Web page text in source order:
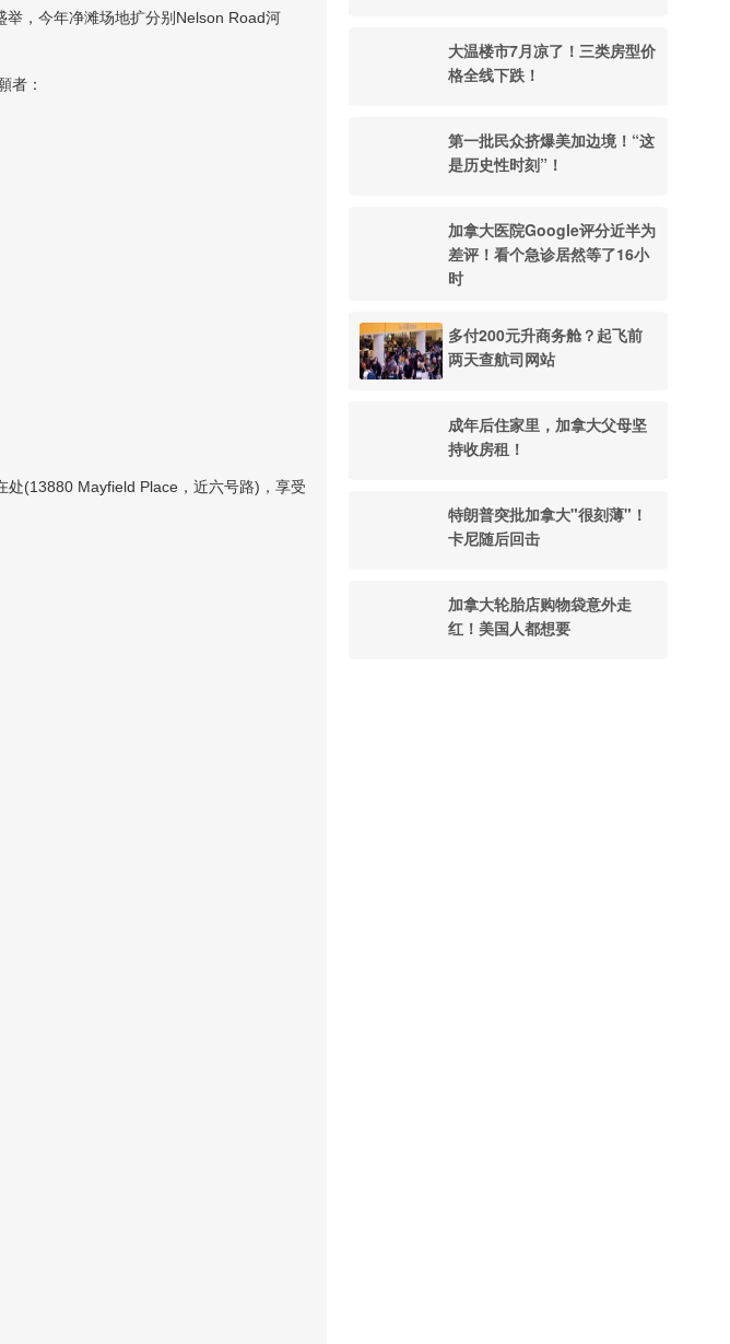
大温楼市7月凉了！三类房型价
格全线下跌！
第一批民众挤爆美加边境！“这
是历史性时刻”！
加拿大医院Google评分近半为
差评！看个急诊居然等了16小
时
多付200元升商务舱？起飞前
两天查航司网站
成年后住家里，加拿大父母坚
持收房租！
特朗普突批加拿大"很刻薄"！
卡尼随后回击
加拿大轮胎店购物袋意外走
红！美国人都想要
，今年净滩场地扩分别Nelson Road河
者：
(13880 Mayfield Place，近六号路)，享受